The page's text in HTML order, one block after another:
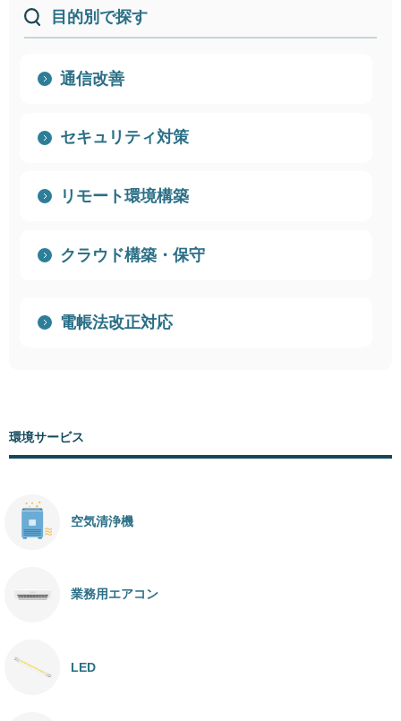
目的別で探す
通信改善
セキュリティ対策
リモート環境構築
クラウド構築・保守
電帳法改正対応
環境サービス
空気清浄機
業務用エアコン
LED